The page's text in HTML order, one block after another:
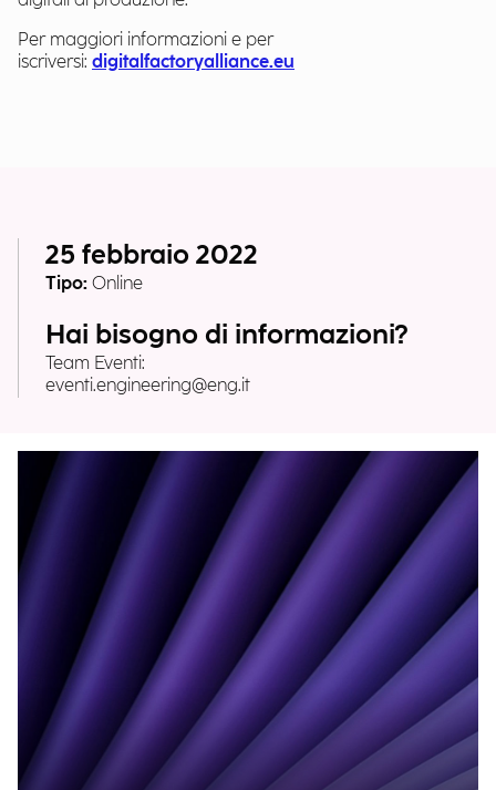
Per maggiori informazioni e per
iscriversi: digitalfactoryalliance.eu
25 febbraio 2022
Tipo: Online
Hai bisogno di informazioni?
Team Eventi:
eventi.engineering@eng.it